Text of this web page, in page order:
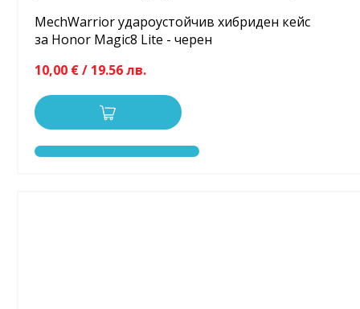
MechWarrior удароустойчив хибриден кейс
за Honor Magic8 Lite - черен
10,00 € / 19.56 лв.